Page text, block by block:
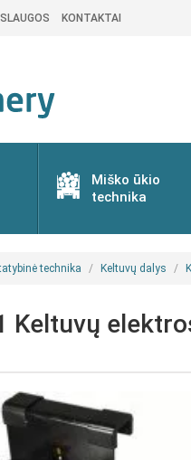
KONTAKTAI
Miško ūkio
technika
technika Keltuvų dalys
Keltuvų